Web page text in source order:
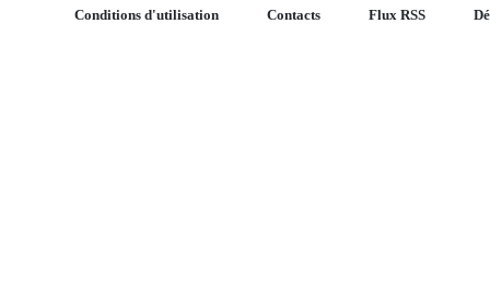
Conditions d'utilisation Contacts Flux RSS